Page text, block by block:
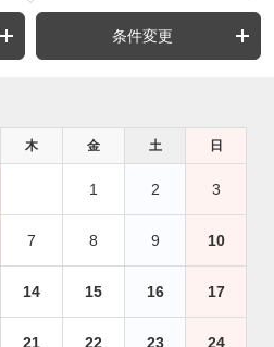
条件変更
木 金 土 日
1 2 3
7 8 9 10
14 15 16 17
21 22 23 24